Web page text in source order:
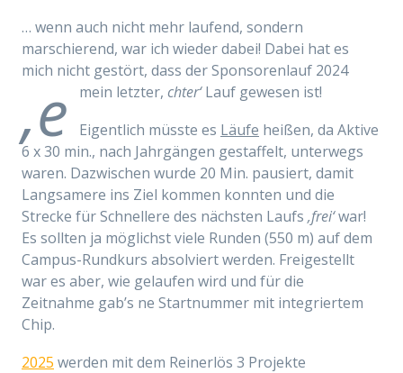
… wenn auch nicht mehr laufend, sondern
marschierend, war ich wieder dabei! Dabei hat es
mich nicht gestört, dass der Sponsorenlauf 2024
mein letzter,
‚e chter‘Lauf gewesen ist!
Eigentlich müsste es Läufe heißen, da Aktive
6 x 30 min., nach Jahrgängen gestaffelt, unterwegs
waren. Dazwischen wurde 20 Min. pausiert, damit
Langsamere ins Ziel kommen konnten und die
Strecke für Schnellere des nächsten Laufs ‚frei‘war!
Es sollten ja möglichst viele Runden (550 m) auf dem
Campus-Rundkurs absolviert werden. Freigestellt
war es aber, wie gelaufen wird und fürdie
Zeitnahme gab’s ne Startnummer mit integriertem
Chip.
2025 werden mit dem Reinerlös 3 Projekte